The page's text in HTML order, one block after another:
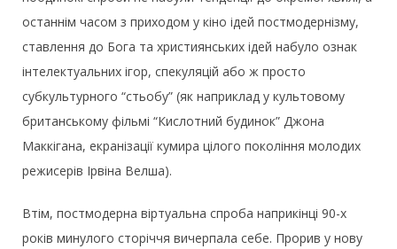
останнім часом з приходом у кіно ідей постмодернізму,
ставлення до Бога та християнських ідей набуло ознак
інтелектуальних ігор, спекуляцій або ж просто
субкультурного “стьобу” (як наприклад у культовому
британському фільмі “Кислотний будинок” Джона
Маккігана, екранізації кумира цілого покоління молодих
режисерів Ірвіна Велша).
Втім, постмодерна віртуальна спроба наприкінці 90-х
років минулого сторіччя вичерпала себе. Прорив у нову